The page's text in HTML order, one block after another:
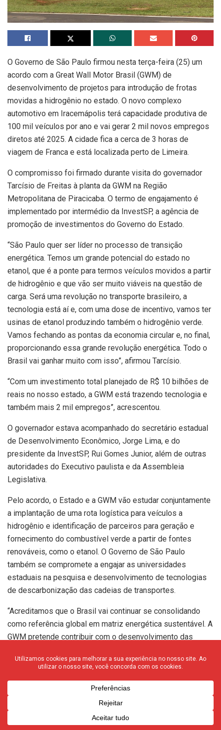
O Governo de São Paulo firmou nesta terça-feira (25) um
acordo com a Great Wall Motor Brasil (GWM) de
desenvolvimento de projetos para introdução de frotas
movidas a hidrogênio no estado. O novo complexo
automotivo em Iracemápolis terá capacidade produtiva de
100 mil veículos por ano e vai gerar 2 mil novos empregos
diretos até 2025. A cidade fica a cerca de 3 horas de
viagem de Franca e está localizada perto de Limeira.
O compromisso foi firmado durante visita do governador
Tarcísio de Freitas à planta da GWM na Região
Metropolitana de Piracicaba. O termo de engajamento é
implementado por intermédio da InvestSP, a agência de
promoção de investimentos do Governo do Estado.
“São Paulo quer ser líder no processo de transição
energética. Temos um grande potencial do estado no
etanol, que é a ponte para termos veículos movidos a partir
de hidrogênio e que vão ser muito viáveis na questão de
carga. Será uma revolução no transporte brasileiro, a
tecnologia está aí e, com uma dose de incentivo, vamos ter
usinas de etanol produzindo também o hidrogênio verde.
Vamos fechando as pontas da economia circular e, no final,
proporcionando essa grande revolução energética. Todo o
Brasil vai ganhar muito com isso”, afirmou Tarcísio.
“Com um investimento total planejado de R$ 10 bilhões de
reais no nosso estado, a GWM está trazendo tecnologia e
também mais 2 mil empregos”, acrescentou.
O governador estava acompanhado do secretário estadual
de Desenvolvimento Econômico, Jorge Lima, e do
presidente da InvestSP, Rui Gomes Junior, além de outras
autoridades do Executivo paulista e da Assembleia
Legislativa.
Pelo acordo, o Estado e a GWM vão estudar conjuntamente
a implantação de uma rota logística para veículos a
hidrogênio e identificação de parceiros para geração e
fornecimento do combustível verde a partir de fontes
renováveis, como o etanol. O Governo de São Paulo
também se compromete a engajar as universidades
estaduais na pesquisa e desenvolvimento de tecnologias
de descarbonização das cadeias de transportes.
“Acreditamos que o Brasil vai continuar se consolidando
como referência global em matriz energética sustentável. A
GWM pretende contribuir com o desenvolvimento das
liderança industrial do estado de São Paulo”, diz Ricardo
A gestão comandada por Tarcísio assumiu o Governo de
São Paulo com o compromisso de liderar a transição
energética no Brasil, seja por meio de parcerias e fomento